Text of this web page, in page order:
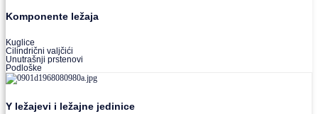
Komponente ležaja
Kuglice
Cilindrični valjčići
Unutrašnji prstenovi
Podloške
Y ležajevi i ležajne jedinice